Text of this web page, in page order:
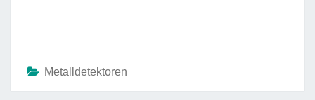
Metalldetektoren